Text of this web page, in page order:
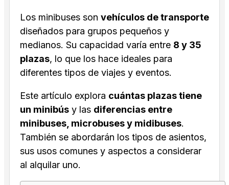
Los minibuses son vehículos de transporte
diseñados para grupos pequeños y
medianos. Su capacidad varía entre 8 y 35
plazas, lo que los hace ideales para
diferentes tipos de viajes y eventos.
Este artículo explora cuántas plazas tiene
un minibús y las diferencias entre
minibuses, microbuses y midibuses.
También se abordarán los tipos de asientos,
sus usos comunes y aspectos a considerar
al alquilar uno.